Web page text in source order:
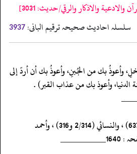
والاذكار والرقي/حدیث: 3031]
سلسلہ احادیث صحیحہ ترقیم البانی: 3937
وأعوذُ بك من الجُبنِ، وأعوذُ بك أن أردّ إلى
الدنيا، وأعوذ بك من عذاب القبر) .